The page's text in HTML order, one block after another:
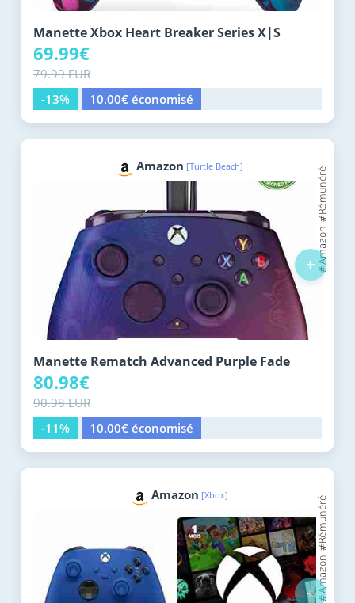
Manette Xbox Heart Breaker Series X|S
69.99€
79.99 EUR
-13%
10.00€ économisé
Amazon [Turtle Beach]
Manette Rematch Advanced Purple Fade
80.98€
90.98 EUR
-11%
10.00€ économisé
+
Amazon [Xbox]
+